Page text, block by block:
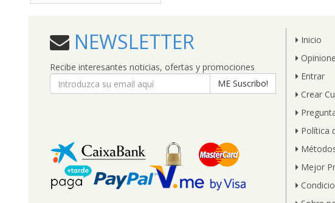
NEWSLETTER
Recibe interesantes noticias, ofertas y promociones
ME Suscribo!
Inicio
Entrar
Crear
Política
Mejor